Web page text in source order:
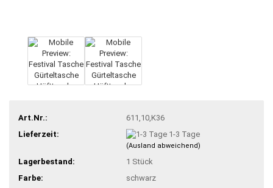
Art.Nr.:
611,10,K36
Lieferzeit:
1-3 Tage
(Ausland abweichend)
Lagerbestand: 1 Stück
Farbe:
schwarz